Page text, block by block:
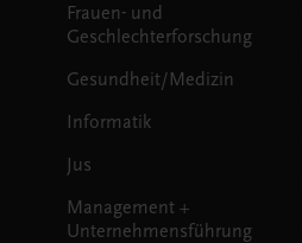
Frauen- und
Geschlechterforschung
Gesundheit/Medizin
Informatik
Jus
Management +
Unternehmensführung